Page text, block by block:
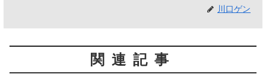
川口ゲン
関連記事